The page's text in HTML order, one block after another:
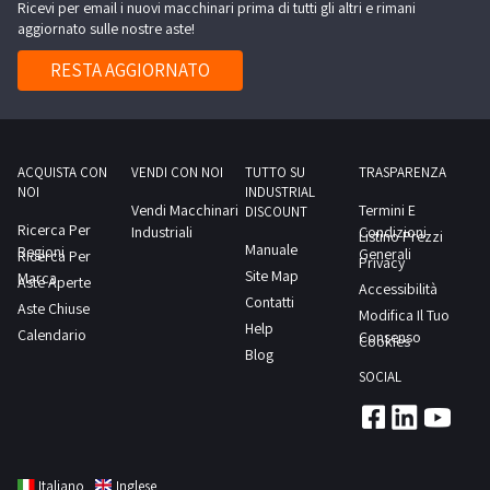
per
esposizione
argento
(cubi,
scrivania
cassettiera
ripiano-
N.2
basi
x
50
x
N.5
esempio:-
N.1
cucina
componibile,
sviluppo
3
circa,
Ricevi per email i nuovi macchinari prima di tutti gli altri e rimani
aggiornato sulle nostre aste!
RESTA AGGIORNATO
ACQUISTA CON
NOI
Ricerca Per
Regioni
Ricerca Per
Marca
Aste Aperte
Aste Chiuse
Calendario
VENDI CON NOI
Vendi Macchinari
Industriali
TUTTO SU
INDUSTRIAL
DISCOUNT
Manuale
Site Map
Contatti
Help
Blog
TRASPARENZA
Termini E
Condizioni
Generali
Listino Prezzi
Privacy
Accessibilità
Modifica Il Tuo
Consenso
Cookies
SOCIAL
Italiano Inglese